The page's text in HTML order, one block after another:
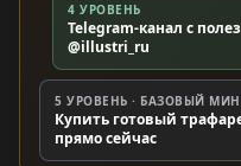
4 УРОВЕНЬ
Telegram-канал с
@illustri_ru
5 УРОВЕНЬ · БАЗОВЫЙ
Купить готовый
прямо сейчас